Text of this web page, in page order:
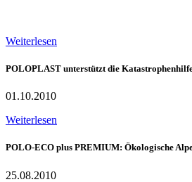
Weiterlesen
POLOPLAST unterstützt die
01.10.2010
Weiterlesen
POLO-ECO plus PREMIUM: Ökologische
25.08.2010